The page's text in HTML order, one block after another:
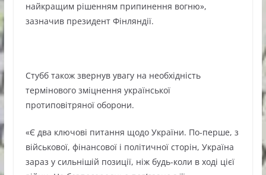
найкращим рішенням припинення вогню»,
зазначив президент Фінляндії.
Стубб також звернув увагу на необхідність
термінового зміцнення української
протиповітряної оборони.
«Є два ключові питання щодо України. По-перше, з
військової, фінансової і політичної сторін, Україна
зараз у сильнішій позиції, ніж будь-коли в ході цієї